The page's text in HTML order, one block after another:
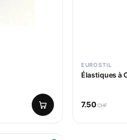
EUROSTIL
Élastiques à
7.50CHF